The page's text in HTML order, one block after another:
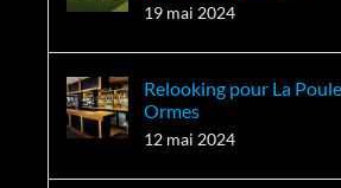
19 mai 2024
Relooking pour La
Ormes
12 mai 2024